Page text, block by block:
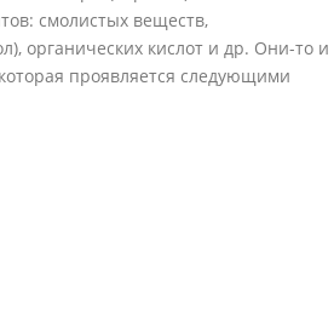
смолистых веществ,
органических кислот и др. Они-то и
проявляется следующими